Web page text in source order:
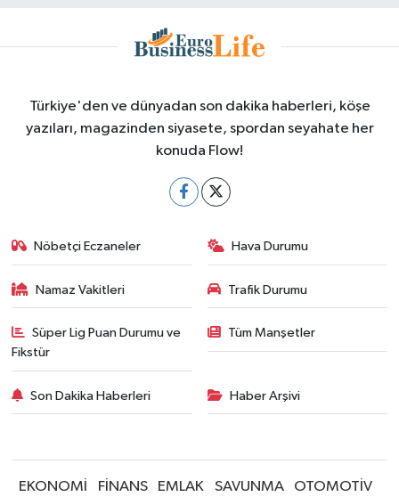
Türkiye'den ve dünyadan son dakika haberleri, köşe
yazıları, magazinden siyasete, spordan seyahate her
konuda Flow!
Nöbetçi Eczaneler Hava Durumu
Namaz Vakitleri Trafik Durumu
Süper Lig Puan Durumu ve
Fikstür
Tüm Manşetler
Son Dakika Haberleri Haber Arşivi
EKONOMİ FİNANS EMLAK SAVUNMA OTOMOTİV